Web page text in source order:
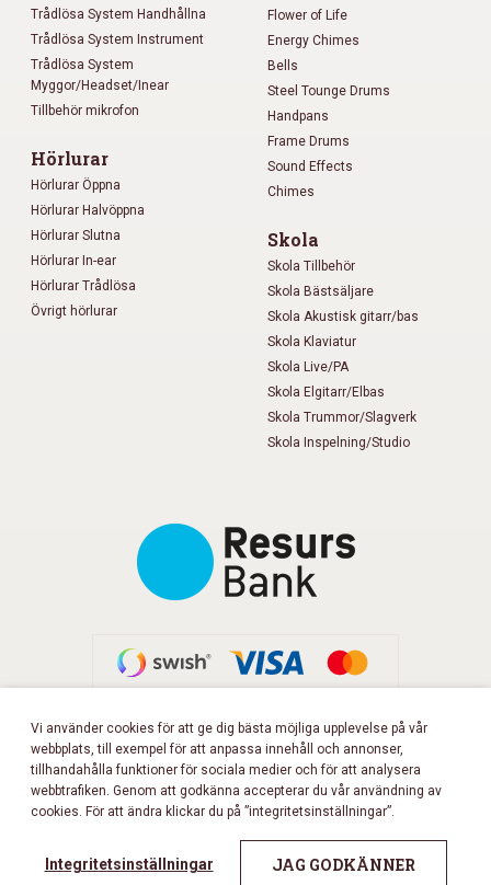
Trådlösa System Handhållna
Trådlösa System Instrument
Trådlösa System
Myggor/Headset/Inear
Tillbehör mikrofon
Hörlurar
Hörlurar Öppna
Hörlurar Halvöppna
Hörlurar Slutna
Hörlurar In-ear
Hörlurar Trådlösa
Övrigt hörlurar
Flower of Life
Energy Chimes
Bells
Steel Tounge Drums
Handpans
Frame Drums
Sound Effects
Chimes
Skola
Skola Tillbehör
Skola Bästsäljare
Skola Akustisk gitarr/bas
Skola Klaviatur
Skola Live/PA
Skola Elgitarr/Elbas
Skola Trummor/Slagverk
Skola Inspelning/Studio
FÖLJ OSS PÅ FACEBOOK!
Vi använder cookies för att ge dig bästa möjliga upplevelse på vår
webbplats, till exempel för att anpassa innehåll och annonser,
tillhandahålla funktioner för sociala medier och för att analysera
webbtrafiken. Genom att godkänna accepterar du vår användning av
cookies. För att ändra klickar du på ”integritetsinställningar”.
Integritetsinställningar JAG GODKÄNNER